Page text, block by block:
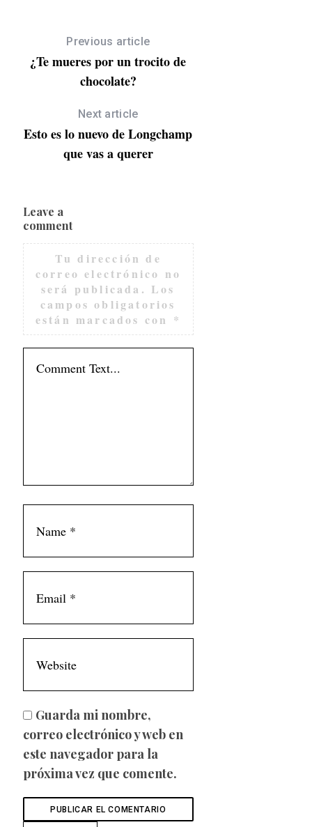
Previous article
¿Te mueres por un trocito de
chocolate?
Next article
Esto es lo nuevo de Longchamp
que vas a querer
Leave a
comment
Tu dirección de
correo electrónico no
será publicada. Los
campos obligatorios
están marcados con *
Guarda mi nombre,
correo electrónico y web en
este navegador para la
próxima vez que comente.